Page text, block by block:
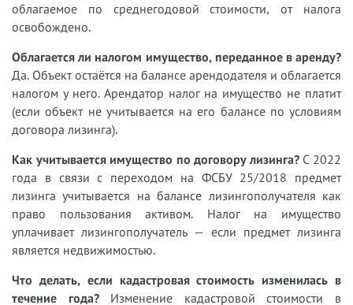
облагаемое по среднегодовой стоимости, от налога
освобождено.
Облагается ли налогом имущество, переданное в аренду?
Да. Объект остаётся на балансе арендодателя и облагается
налогом у него. Арендатор налог на имущество не платит
(если объект не учитывается на его балансе по условиям
договора лизинга).
Как учитывается имущество по договору лизинга?С 2022
года в связи с переходом на ФСБУ 25/2018 предмет
лизинга учитывается на балансе лизингополучателя как
право пользования активом. Налог на имущество
уплачивает лизингополучатель — если предмет лизинга
является недвижимостью.
Что делать, если кадастровая стоимость изменилась в
течение года?Изменение кадастровой стоимости в